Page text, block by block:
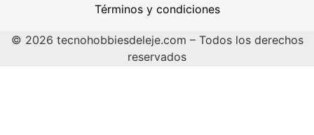
Términos y condiciones
© 2026 tecnohobbiesdeleje.com – Todos los derechos
reservados